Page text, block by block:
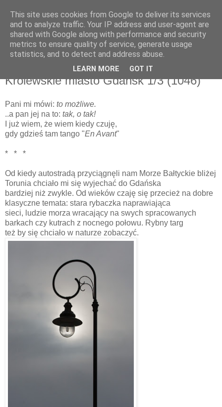
sobota, 27 października 2012
Królewskie miasto Gdańsk 1/3 (1046)
Pani mi mówi: to możliwe.
..a pan jej na to: tak, o tak!
I już wiem, że wiem kiedy czuję,
gdy gdzieś tam tango "En Avant"
* * *
Od kiedy autostradą przyciągnęli nam Morze Bałtyckie bliżej
Torunia chciało mi się wyjechać do Gdańska
bardziej niż zwykle. Od wieków czaję się przecież na dobre
klasyczne temata: stara rybaczka naprawiająca
sieci, ludzie morza wracający na swych spracowanych
barkach czy kutrach z nocnego połowu. Rybny targ
też by się chciało w naturze zobaczyć.
This site uses cookies from Google to deliver its services
and to analyze traffic. Your IP address and user-agent are
shared with Google along with performance and security
metrics to ensure quality of service, generate usage
statistics, and to detect and address abuse.
LEARN MORE GOT IT